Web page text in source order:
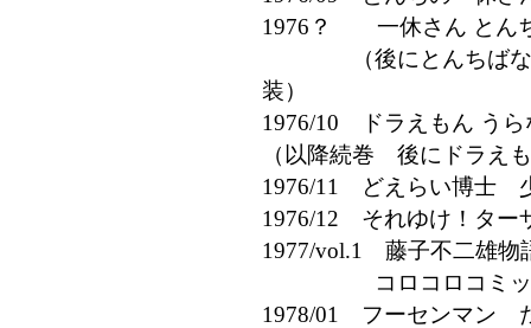
1976？ 一休さん とん
（後にとんちばなし
装）
1976/10 ドラえもん う
（以降続巻 後にドラえ
1976/11 どえらい博士
1976/12 それゆけ！タ
1977/vol.1 藤子不二雄
コロコロコミッ
1978/01 フーセンマン